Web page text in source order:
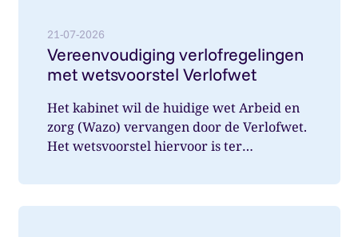
21-07-2026
Vereenvoudiging verlofregelingen
met wetsvoorstel Verlofwet
Het kabinet wil de huidige wet Arbeid en
zorg (Wazo) vervangen door de Verlofwet.
Het wetsvoorstel hiervoor is ter